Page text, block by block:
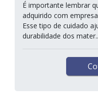
É importante lembrar
adquirido com
Esse tipo de cuidado
durabilidade dos